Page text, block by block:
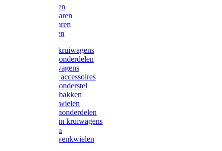
Snoeischaren
Heggenscharen
Takkenscharen
Snoeimessen
Landbouwkruiwagens
Kruiwagenonderdelen
Bouwkruiwagens
Kruiwagen accessoires
Kruiwagenonderstel
Kruiwagenbakken
Kruiwagenwielen
Steekwagenonderdelen
Huis en Tuin kruiwagens
Steekwagen
Bok- en Zwenkwielen